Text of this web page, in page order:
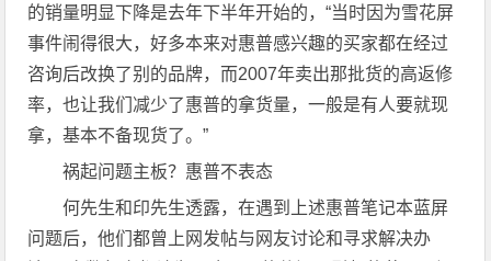
的销量明显下降是去年下半年开始的，“当时因为雪花屏
事件闹得很大，好多本来对惠普感兴趣的买家都在经过
咨询后改换了别的品牌，而2007年卖出那批货的高返修
率，也让我们减少了惠普的拿货量，一般是有人要就现
拿，基本不备现货了。”
祸起问题主板？惠普不表态
何先生和印先生透露，在遇到上述惠普笔记本蓝屏
问题后，他们都曾上网发帖与网友讨论和寻求解决办